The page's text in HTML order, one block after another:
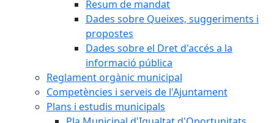
Resum de mandat
Dades sobre Queixes, suggeriments i
propostes
Dades sobre el Dret d'accés a la
informació pública
Reglament orgànic municipal
Competències i serveis de l'Ajuntament
Plans i estudis municipals